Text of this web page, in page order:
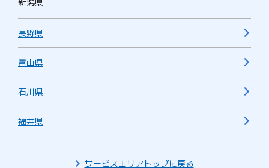
長野県
富山県
石川県
福井県
サービスエリアトップに戻る